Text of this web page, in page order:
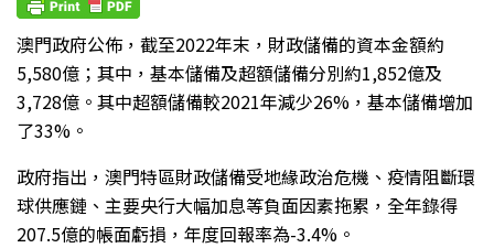
澳門政府公佈，截至2022年末，財政儲備的資本金額約
5,580億；其中，基本儲備及超額儲備分別約1,852億及
3,728億。其中超額儲備較2021年減少26%，基本儲備增加
了33%。
政府指出，澳門特區財政儲備受地緣政治危機、疫情阻斷環
球供應鏈、主要央行大幅加息等負面因素拖累，全年錄得
207.5億的帳面虧損，年度回報率為-3.4%。